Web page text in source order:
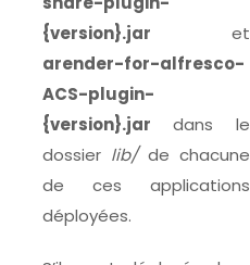
{version}.jar et
arender-for-alfresco-
ACS-plugin-
{version}.jar dans le
dossier lib/de chacune
de ces applications
déployées.